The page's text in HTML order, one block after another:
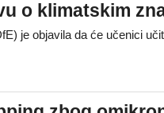
o klimatskim
je objavila da će učenici